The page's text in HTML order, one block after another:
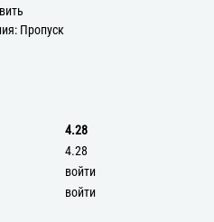
Пропуск
4.28
4.28
войти
войти